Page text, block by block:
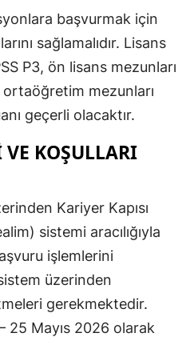
İstanbul
İzmir
Kastamonu
Kayseri
Kırşehir
Kocaeli
Kütahya
başvurmak için
sağlamalıdır. Lisans
P3, ön lisans mezunları
mezunları
geçerli olacaktır.
VE KOŞULLARI
Kariyer Kapısı
sistemi aracılığıyla
işlemlerini
üzerinden
gerekmektedir.
25 Mayıs 2026 olarak